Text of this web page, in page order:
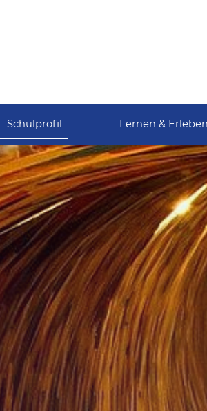
Schulprofil Lernen & Erleben